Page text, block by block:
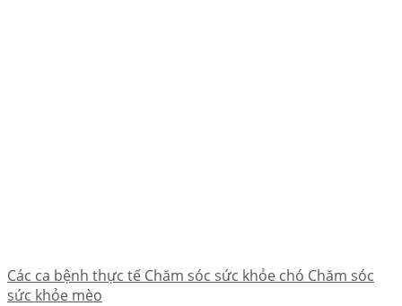
Các ca bệnh thực tế Chăm sóc sức khỏe chó Chăm sóc
sức khỏe mèo